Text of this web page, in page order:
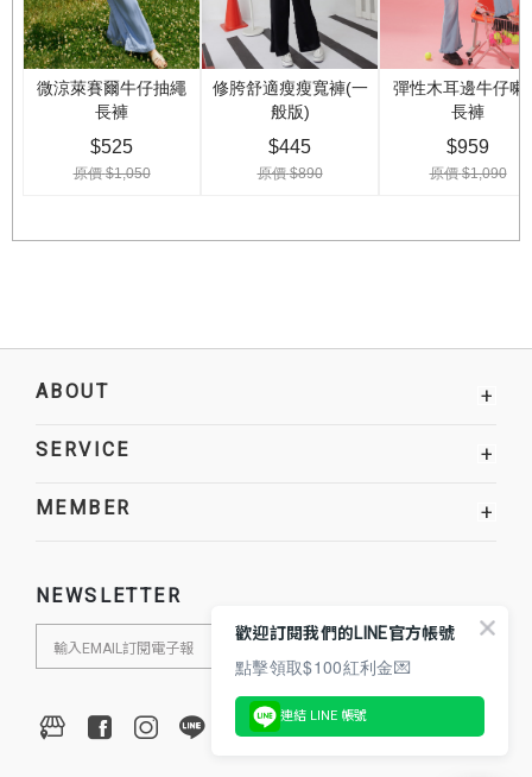
ABOUT +
SERVICE +
MEMBER +
NEWSLETTER
歡迎訂閱我們的LINE官方帳號
點擊領取$100紅利金💌
連結 LINE 帳號